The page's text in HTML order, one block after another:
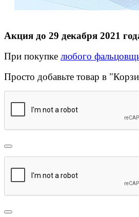
Акция до 29 декабря 2021
При покупке любого
Просто добавьте товар в